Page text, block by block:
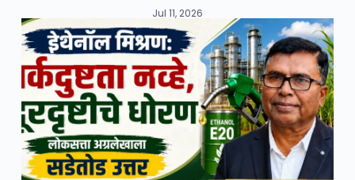
Jul 11, 2026